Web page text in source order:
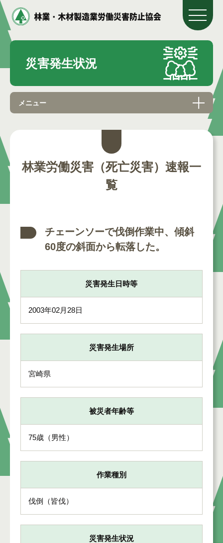
災害発生状況
メニュー
林業労働災害（死亡災害）速報一
覧
チェーンソーで伐倒作業中、傾斜
60度の斜面から転落した。
災害発生日時等
2003年02月28日
災害発生場所
宮崎県
被災者年齢等
75歳（男性）
作業種別
伐倒（皆伐）
災害発生状況